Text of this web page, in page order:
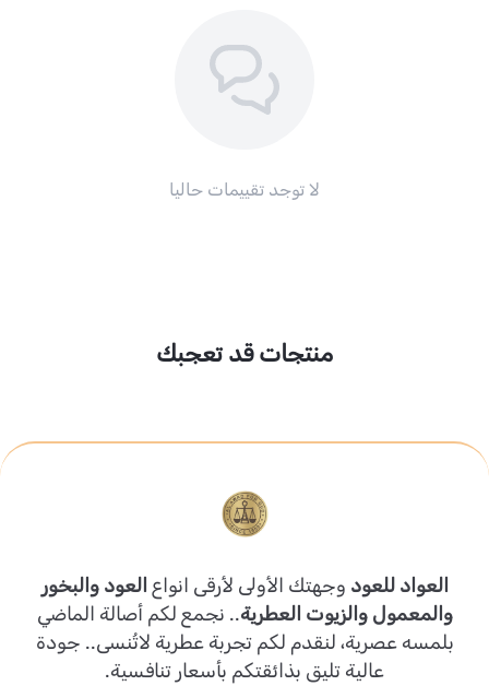
لا توجد تقييمات حاليا
منتجات قد تعجبك
العواد للعود وجهتك الأولى لأرقى انواع العود والبخور
والمعمول والزيوت العطرية.. نجمع لكم أصالة الماضي
بلمسه عصرية، لنقدم لكم تجربة عطرية لاتُنسى.. جودة
عالية تليق بذائقتكم بأسعار تنافسية.